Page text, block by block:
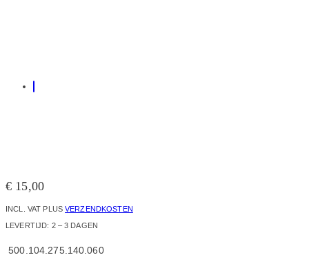
€ 15,00
INCL. VAT PLUSVERZENDKOSTEN
LEVERTIJD: 2 – 3 DAGEN
500.104.275.140.060